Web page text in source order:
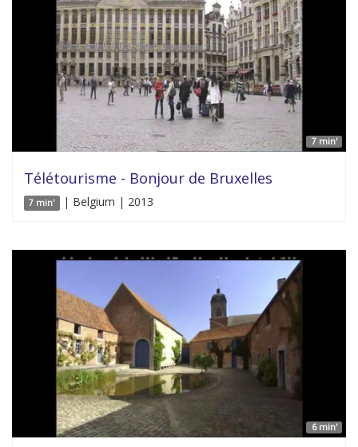
7 min'
Télétourisme - Bonjour de Bruxelles
7 min' | Belgium | 2013
6 min'